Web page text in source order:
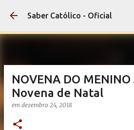
Pular para o conteúdo
Saber Católico - Oficial
NOVENA DO MENINO
Novena de Natal
em dezembro 24, 2018